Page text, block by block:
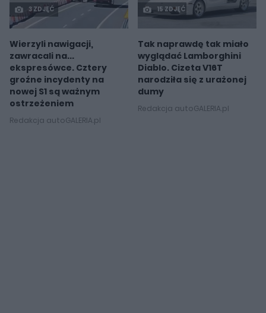
3 ZDJĘĆ
Wierzyli nawigacji,
zawracali na...
ekspresówce. Cztery
groźne incydenty na
nowej S1 są ważnym
ostrzeżeniem
Redakcja autoGALERIA.pl
15 ZDJĘĆ
Tak naprawdę tak miało
wyglądać Lamborghini
Diablo. Cizeta V16T
narodziła się z urażonej
dumy
Redakcja autoGALERIA.pl